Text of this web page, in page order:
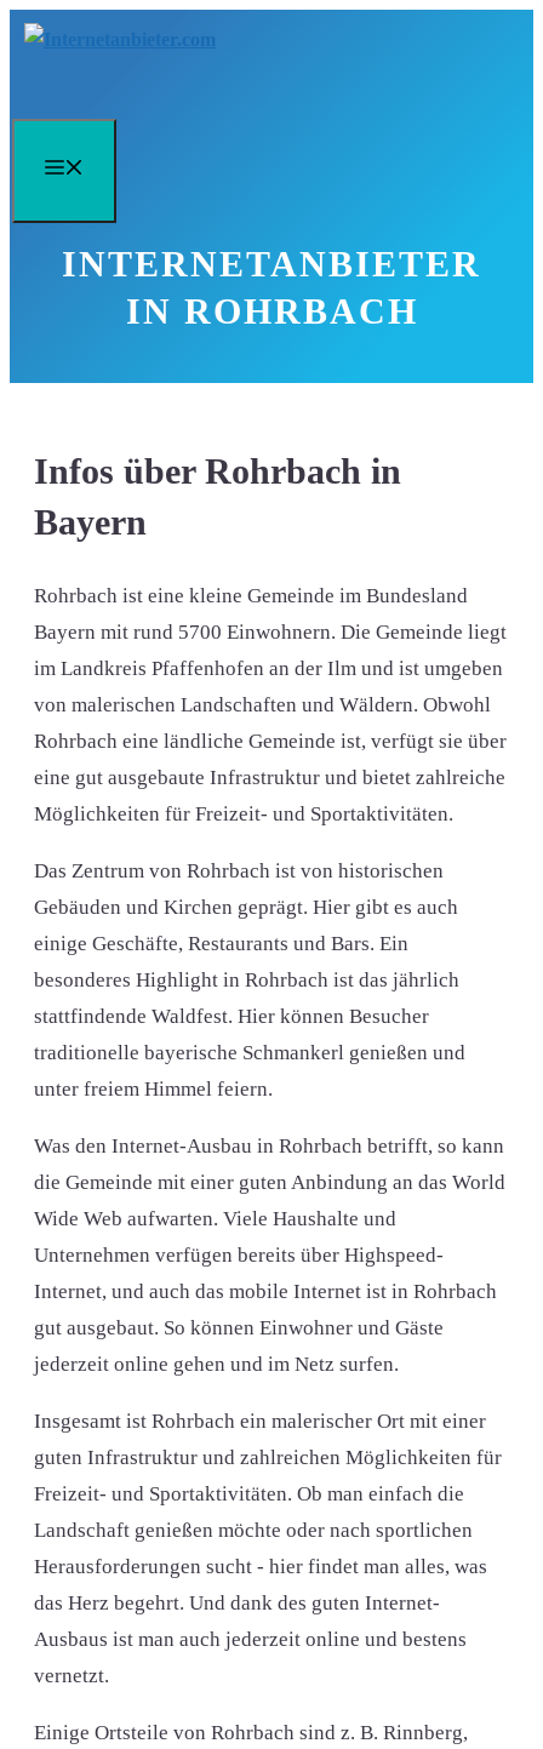
Zum
INTERNETANBIETER
IN ROHRBACH
Infos über Rohrbach in
Bayern
Rohrbach ist eine kleine Gemeinde im Bundesland
Bayern mit rund 5700 Einwohnern. Die Gemeinde liegt
im Landkreis Pfaffenhofen an der Ilm und ist umgeben
von malerischen Landschaften und Wäldern. Obwohl
Rohrbach eine ländliche Gemeinde ist, verfügt sie über
eine gut ausgebaute Infrastruktur und bietet zahlreiche
Möglichkeiten für Freizeit- und Sportaktivitäten.
Das Zentrum von Rohrbach ist von historischen
Gebäuden und Kirchen geprägt. Hier gibt es auch
einige Geschäfte, Restaurants und Bars. Ein
besonderes Highlight in Rohrbach ist das jährlich
stattfindende Waldfest. Hier können Besucher
traditionelle bayerische Schmankerl genießen und
unter freiem Himmel feiern.
Was den Internet-Ausbau in Rohrbach betrifft, so kann
die Gemeinde mit einer guten Anbindung an das World
Wide Web aufwarten. Viele Haushalte und
Unternehmen verfügen bereits über Highspeed-
Internet, und auch das mobile Internet ist in Rohrbach
gut ausgebaut. So können Einwohner und Gäste
jederzeit online gehen und im Netz surfen.
Insgesamt ist Rohrbach ein malerischer Ort mit einer
guten Infrastruktur und zahlreichen Möglichkeiten für
Freizeit- und Sportaktivitäten. Ob man einfach die
Landschaft genießen möchte oder nach sportlichen
Herausforderungen sucht - hier findet man alles, was
das Herz begehrt. Und dank des guten Internet-
Ausbaus ist man auch jederzeit online und bestens
vernetzt.
Einige Ortsteile von Rohrbach sind z. B. Rinnberg,